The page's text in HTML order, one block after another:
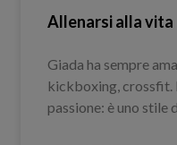
Allenarsi alla vita
Giada ha sempre
kickboxing, crossfit.
passione: è uno stile